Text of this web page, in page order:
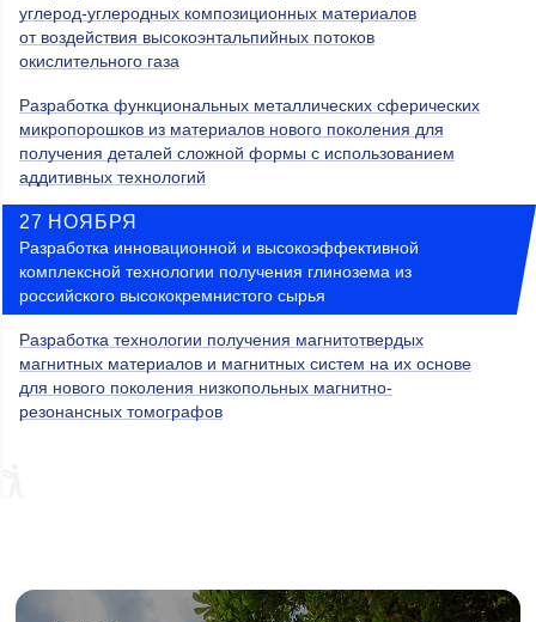
углерод-углеродных композиционных материалов
от воздействия высокоэнтальпийных потоков
окислительного газа
Разработка функциональных металлических сферических
микропорошков из материалов нового поколения для
получения деталей сложной формы с использованием
аддитивных технологий
27 НОЯБРЯ
Разработка инновационной и высокоэффективной
комплексной технологии получения глинозема из
российского высококремнистого сырья
Разработка технологии получения магнитотвердых
магнитных материалов и магнитных систем на их основе
для нового поколения низкопольных магнитно-
резонансных томографов